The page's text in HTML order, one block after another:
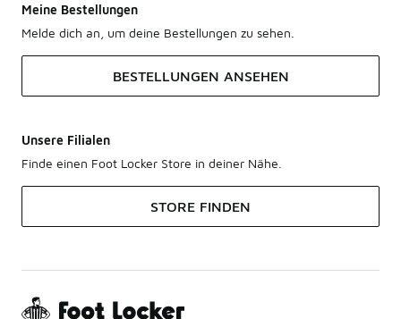
Meine Bestellungen
Melde dich an, um deine Bestellungen zu sehen.
BESTELLUNGEN ANSEHEN
Unsere Filialen
Finde einen Foot Locker Store in deiner Nähe.
STORE FINDEN